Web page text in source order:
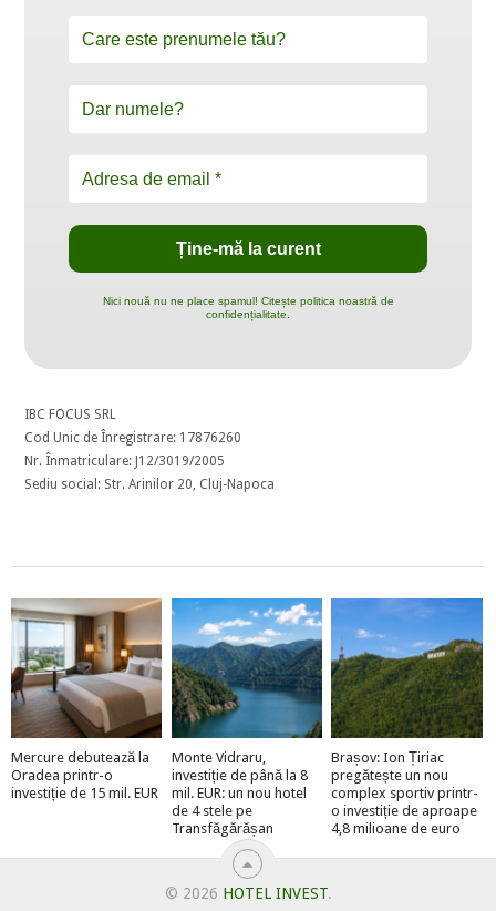
Nici nouă nu ne place spamul! Citește politica noastră de
confidențialitate.
IBC FOCUS SRL
Cod Unic de Înregistrare: 17876260
Nr. Înmatriculare: J12/3019/2005
Sediu social: Str. Arinilor 20, Cluj-Napoca
Mercure debutează la
Oradea printr-o
investiție de 15 mil. EUR
Monte Vidraru,
investiție de până la 8
mil. EUR: un nou hotel
de 4 stele pe
Transfăgărășan
Brașov: Ion Țiriac
pregătește un nou
complex sportiv printr-
o investiție de aproape
4,8 milioane de euro
© 2026 HOTEL INVEST.